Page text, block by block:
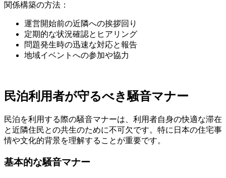
関係構築の方法：
運営開始前の近隣への挨拶回り
定期的な状況確認とヒアリング
問題発生時の迅速な対応と報告
地域イベントへの参加や協力
民泊利用者が守るべき騒音マナー
民泊を利用する際の騒音マナーは、利用者自身の快適な滞在
と近隣住民との共生のために不可欠です。特に日本の住宅事
情や文化的背景を理解することが重要です。
基本的な騒音マナー